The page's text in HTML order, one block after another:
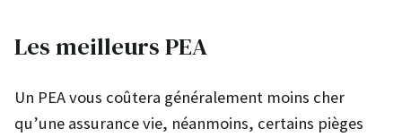
Les meilleurs PEA
Un PEA vous coûtera généralement moins cher
qu’une assurance vie, néanmoins, certains pièges